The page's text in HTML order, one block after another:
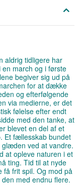
aldrig tidligere har
en march og i første
begiver sig ud på
for at dække
og efterfølgende
via medierne, er det
følelse efter endt
med den tanke, at
blevet en del af et
Et fællesskab bundet
glæden ved at vandre.
at opleve naturen i et
ting. Tid til at nyde
få frit spil. Og mod på
med endnu flere.